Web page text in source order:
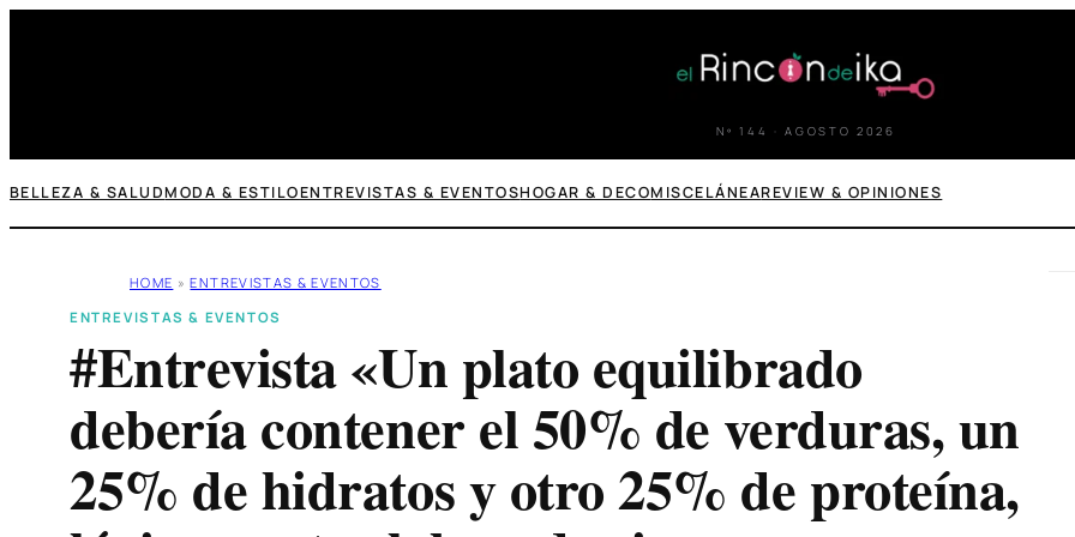
Nº 144 · AGOSTO 2026
BELLEZA & SALUDMODA & ESTILOENTREVISTAS & EVENTOSHOGAR & DECOMISCELÁNEAREVIEW & OPINIONES
HOME » ENTREVISTAS & EVENTOS
ENTREVISTAS & EVENTOS
#Entrevista «Un plato equilibrado
debería contener el 50% de verduras, un
25% de hidratos y otro 25% de proteína,